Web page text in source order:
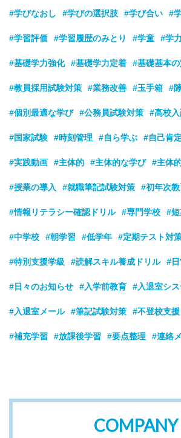
#学びなおし #学びの選択肢 #学び合い #
#学習評価 #学習履歴のみとり #学童 #学
#基礎学力強化 #基礎学力定着 #基礎基本
#教員採用試験対策 #業務改善 #玉手箱 #
#個別最適な学び #公務員試験対策 #高校
#国家試験 #時刻管理 #自ら学ぶ #自己肯
#実践動画 #主体的 #主体的な学び #主体
#授業の導入 #就職筆記試験対策 #初年次
#情報リテラシー確認ドリル #専門学校 #
#中学校 #朝学習 #低学年 #定期テスト対
#特別支援学級 #読解スキル養成ドリル #
#日々のお知らせ #入学前教育 #入退室シ
#入退室メール #筆記試験対策 #不登校支援
#補充学習 #放課後学習 #要点整理 #連絡
COMPANY